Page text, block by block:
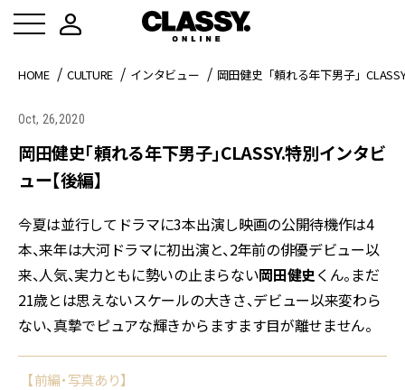
HOME CULTURE インタビュー 岡田健史「頼れる年下男子」
Oct, 26,2020
岡田健史「頼れる年下男子」CLASSY.特別インタビ
ュー【後編】
今夏は並行してドラマに3本出演し映画の公開待機作は4
本、来年は大河ドラマに初出演と、2年前の俳優デビュー以
来、人気、実力ともに勢いの止まらない岡田健史くん。まだ
21歳とは思えないスケールの大きさ、デビュー以来変わら
ない、真摯でピュアな輝きからますます目が離せません。
【前編・写真あり】